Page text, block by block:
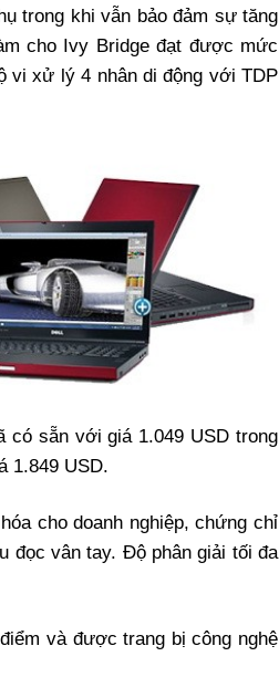
trong khi vẫn bảo đảm sự tăng
cho Ivy Bridge đạt được mức
vi xử lý 4 nhân di động với TDP
có sẵn với giá 1.049 USD trong
1.849 USD.
cho doanh nghiệp, chứng chỉ
đọc vân tay. Độ phân giải tối đa
và được trang bị công nghệ